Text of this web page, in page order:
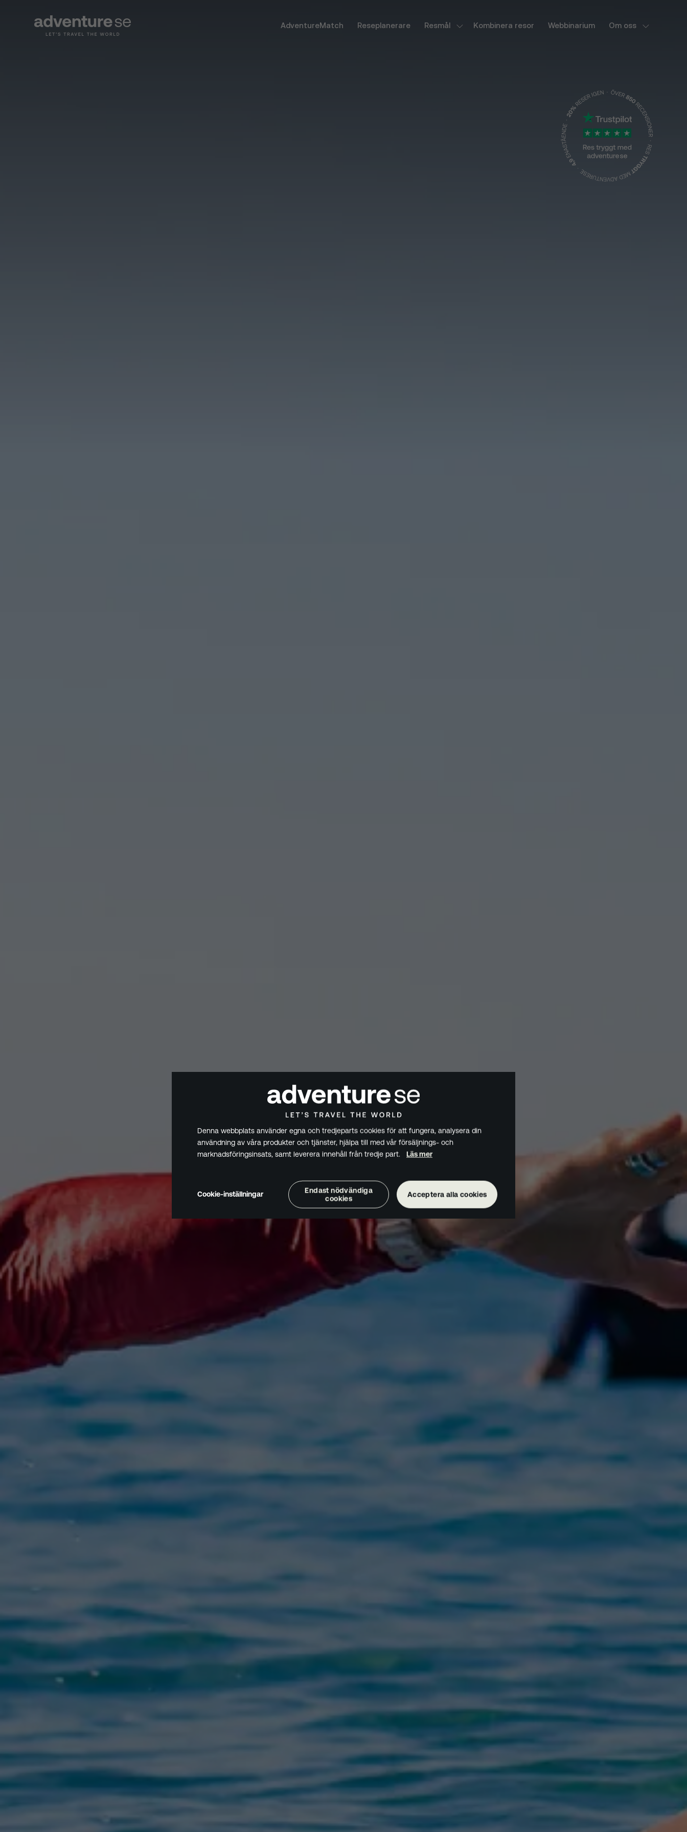
AdventureMatch Reseplanerare Resmål Kombinera resor Webbinarium Om oss
Denna webbplats använder egna och tredjeparts cookies för att fungera, analysera din
användning av våra produkter och tjänster, hjälpa till med vår försäljnings- och
marknadsföringsinsats, samt leverera innehåll från tredje part. Läs mer
Cookie-inställningar
Endast nödvändiga
cookies
Acceptera alla cookies